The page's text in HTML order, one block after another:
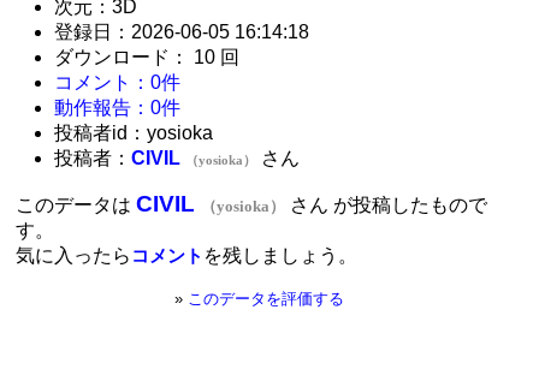
次元：3D
登録日：2026-06-05 16:14:18
ダウンロード： 10 回
コメント：0件
動作報告：0件
投稿者id：yosioka
投稿者：CIVIL （yosioka） さん
このデータはCIVIL （yosioka）
さん が投稿したもので
す。
気に入ったら コメント を残しましょう。
» このデータを評価する